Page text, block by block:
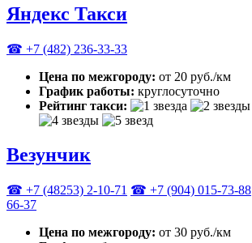
Яндекс Такси
☎ +7 (482) 236-33-33
Цена по межгороду: от 20 руб./км
График работы: круглосуточно
Рейтинг такси:
Везунчик
☎ +7 (48253) 2-10-71 ☎ +7 (904) 015-73-88
66-37
Цена по межгороду: от 30 руб./км